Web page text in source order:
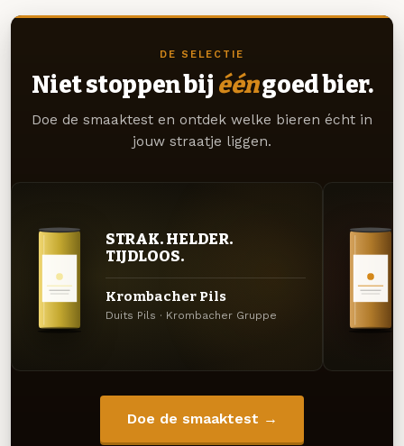
DE SELECTIE
Niet stoppen bij ééngoed bier.
Doe de smaaktest en ontdek welke bieren écht in
jouw straatje liggen.
STRAK. HELDER.
TIJDLOOS.
Krombacher Pils
Duits Pils · Krombacher Gruppe
Doe de smaaktest →